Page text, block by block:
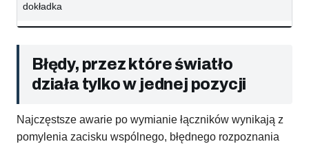
dokładka
Błędy, przez które światło
działa tylko w jednej pozycji
Najczęstsze awarie po wymianie łączników wynikają z
pomylenia zacisku wspólnego, błędnego rozpoznania